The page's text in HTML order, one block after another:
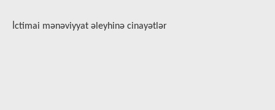
İctimai mənəviyyat əleyhinə cinayətlər